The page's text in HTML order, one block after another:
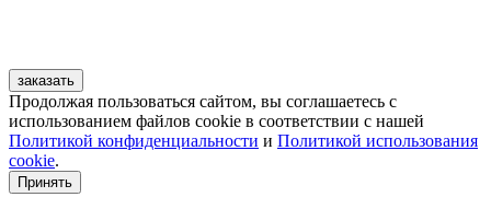
заказать
Продолжая пользоваться сайтом, вы соглашаетесь с
использованием файлов cookie в соответствии с нашей
Политикой конфиденциальности и Политикой использования
cookie.
Принять